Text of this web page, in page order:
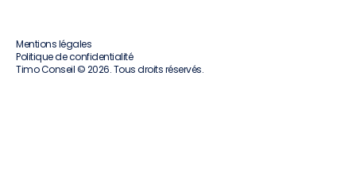
Timo Conseil © 2026. Tous droits réservés.
Mentions légales
Politique de confidentialité